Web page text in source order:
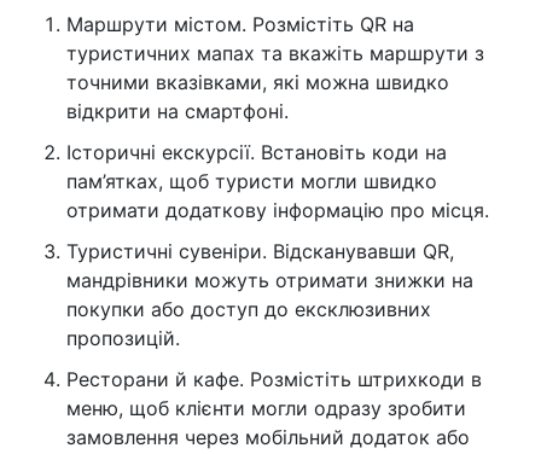
Маршрути містом. Розмістіть QR на
туристичних мапах та вкажіть маршрути з
точними вказівками, які можна швидко
відкрити на смартфоні.
Історичні екскурсії. Встановіть коди на
пам’ятках, щоб туристи могли швидко
отримати додаткову інформацію про місця.
Туристичні сувеніри. Відсканувавши QR,
мандрівники можуть отримати знижки на
покупки або доступ до ексклюзивних
пропозицій.
Ресторани й кафе. Розмістіть штрихкоди в
меню, щоб клієнти могли одразу зробити
замовлення через мобільний додаток або